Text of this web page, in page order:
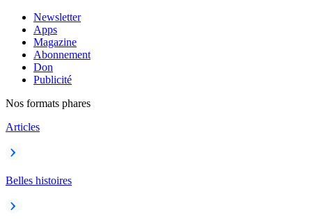
Newsletter
Apps
Magazine
Abonnement
Don
Publicité
Nos formats phares
Articles
Belles histoires